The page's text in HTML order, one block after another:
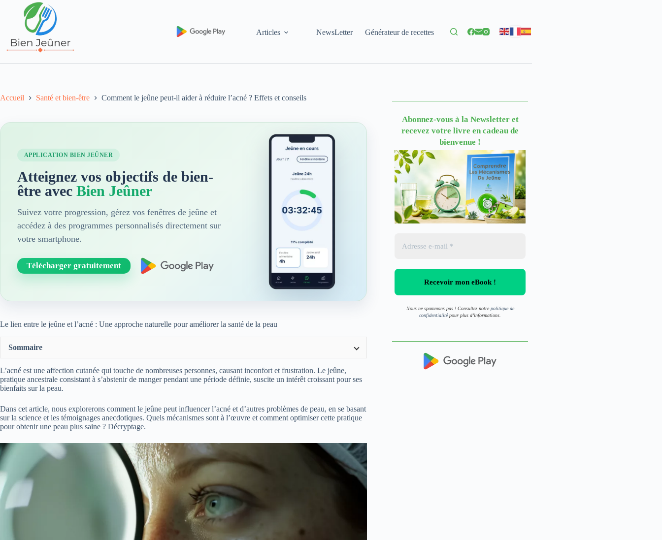
Articles NewsLetter Générateur de recettes
Accueil Santé et bien-être Comment le jeûne peut-il aider à réduire l’acné ? Effets et conseils
APPLICATION BIEN JEÛNER
Atteignez vos objectifs de bien-
être avec Bien Jeûner
Suivez votre progression, gérez vos fenêtres de jeûne et
accédez à des programmes personnalisés directement sur
votre smartphone.
Télécharger gratuitement
Le lien entre le jeûne et l’acné : Une approche naturelle pour améliorer la santé de la peau
Sommaire
L’acné est une affection cutanée qui touche de nombreuses personnes, causant inconfort et frustration. Le jeûne,
pratique ancestrale consistant à s’abstenir de manger pendant une période définie, suscite un intérêt croissant pour ses
bienfaits sur la peau.
Dans cet article, nous explorerons comment le jeûne peut influencer l’acné et d’autres problèmes de peau, en se basant
sur la science et les témoignages anecdotiques. Quels mécanismes sont à l’œuvre et comment optimiser cette pratique
pour obtenir une peau plus saine ? Décryptage.
Abonnez-vous à la Newsletteret
recevez votre livre en cadeau de
bienvenue !
Nous ne spammons pas ! Consultez notre politique de
confidentialité pour plus d’informations.